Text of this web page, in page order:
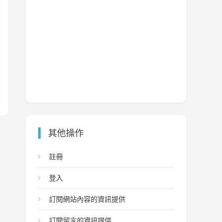
其他操作
註冊
登入
訂閱網站內容的資訊提供